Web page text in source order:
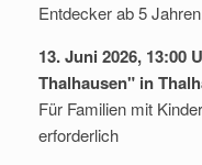
Entdecker ab 5
13. Juni 2026, 13:00
Thalhausen" in
Für Familien mit
erforderlich